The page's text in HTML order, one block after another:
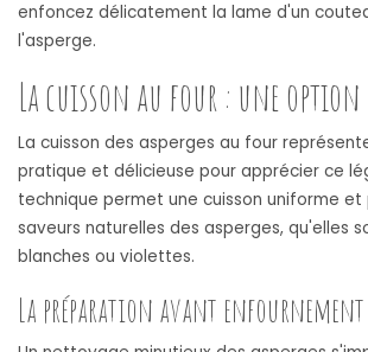
enfoncez délicatement la lame d'un
l'asperge.
La cuisson au four : une option
La cuisson des asperges au four
pratique et délicieuse pour apprécier ce
technique permet une cuisson uniforme et
saveurs naturelles des asperges, qu'elles
blanches ou violettes.
La préparation avant enfournement